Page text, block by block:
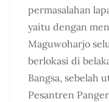
permasalahan
yaitu dengan
Maguwoharjo
berlokasi di
Bangsa, sebelah
Pesantren